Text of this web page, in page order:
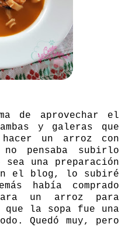
de aprovechar el
y galeras que
hacer un arroz con
pensaba subirlo
una preparación
el blog, lo subiré
había comprado
un arroz para
la sopa fue una
Quedó muy, pero